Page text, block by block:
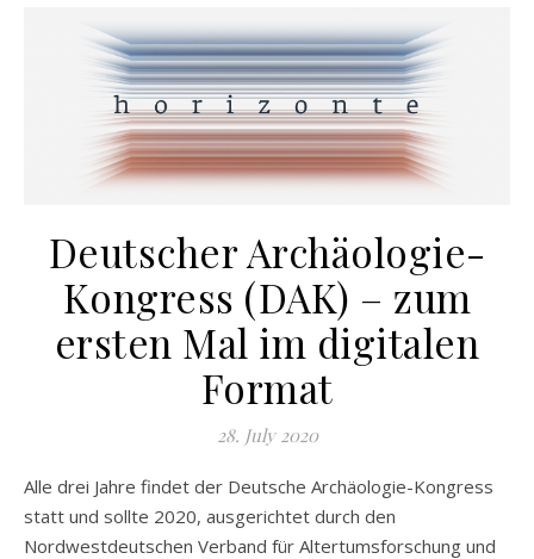
Deutscher Archäologie-
Kongress (DAK) – zum
ersten Mal im digitalen
Format
28. July 2020
Alle drei Jahre findet der Deutsche Archäologie-Kongress
statt und sollte 2020, ausgerichtet durch den
Nordwestdeutschen Verband für Altertumsforschung und